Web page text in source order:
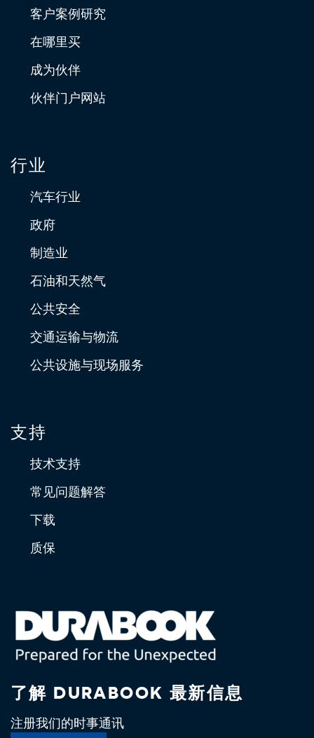
客户案例研究
在哪里买
成为伙伴
伙伴门户网站
行业
汽车行业
政府
制造业
石油和天然气
公共安全
交通运输与物流
公共设施与现场服务
支持
技术支持
常见问题解答
下载
质保
了解 DURABOOK 最新信息
注册我们的时事通讯